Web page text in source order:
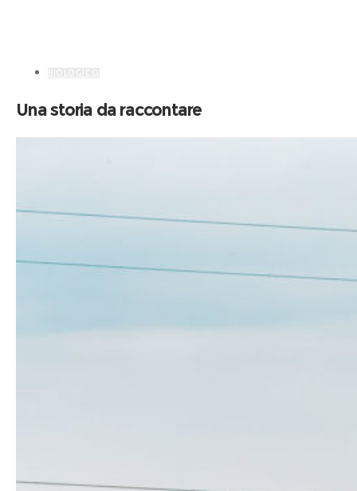
Una storia da raccontare